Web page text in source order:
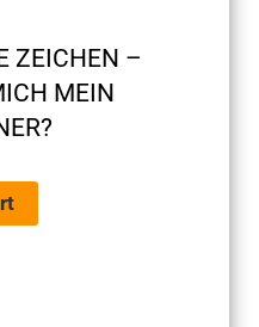
ZEICHEN –
MEIN